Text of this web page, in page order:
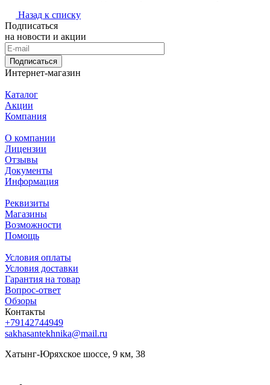
Назад к списку
Подписаться
на новости и акции
Подписаться
Интернет-магазин
Каталог
Акции
Компания
О компании
Лицензии
Отзывы
Документы
Информация
Реквизиты
Магазины
Возможности
Помощь
Условия оплаты
Условия доставки
Гарантия на товар
Вопрос-ответ
Обзоры
Контакты
+79142744949
sakhasantekhnika@mail.ru
Хатынг-Юряхское шоссе, 9 км, 38